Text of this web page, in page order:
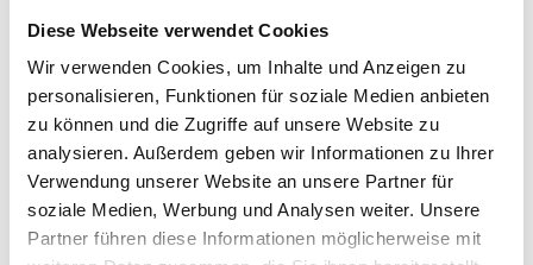
Diese Webseite verwendet Cookies
Wir verwenden Cookies, um Inhalte und Anzeigen zu
personalisieren, Funktionen für soziale Medien anbieten
zu können und die Zugriffe auf unsere Website zu
analysieren. Außerdem geben wir Informationen zu Ihrer
Verwendung unserer Website an unsere Partner für
soziale Medien, Werbung und Analysen weiter. Unsere
Partner führen diese Informationen möglicherweise mit
Etablierte Sicherungssysteme im Zuge der
Umsetzung des Informationssicherheits- sowie des
Datenschutzmanagements entfalten ihren Nutzen
nur dann, wenn die Mitarbeiter dafür ...
Mehr erfahren